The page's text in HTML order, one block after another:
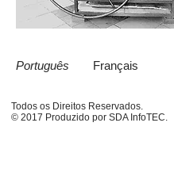
Português Français
Todos os Direitos Reservados.
© 2017 Produzido por SDA InfoTEC.